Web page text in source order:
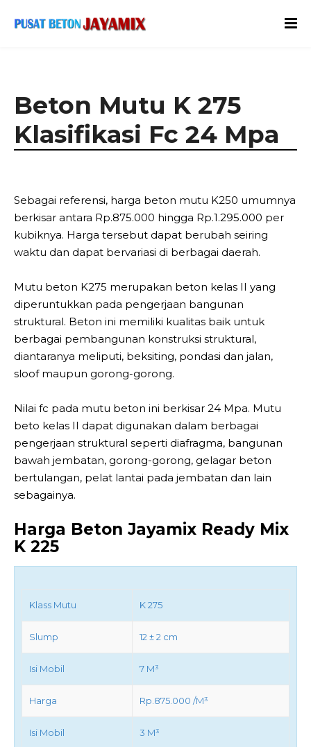
Beton Mutu K 275
Klasifikasi Fc 24 Mpa
Sebagai referensi, harga beton mutu K250 umumnya
berkisar antara Rp.875.000 hingga Rp.1.295.000 per
kubiknya. Harga tersebut dapat berubah seiring
waktu dan dapat bervariasi di berbagai daerah.
Mutu beton K275 merupakan beton kelas II yang
diperuntukkan pada pengerjaan bangunan
struktural. Beton ini memiliki kualitas baik untuk
berbagai pembangunan konstruksi struktural,
diantaranya meliputi, beksiting, pondasi dan jalan,
sloof maupun gorong-gorong.
Nilai fc pada mutu beton ini berkisar 24 Mpa. Mutu
beto kelas II dapat digunakan dalam berbagai
pengerjaan struktural seperti diafragma, bangunan
bawah jembatan, gorong-gorong, gelagar beton
bertulangan, pelat lantai pada jembatan dan lain
sebagainya.
Harga Beton Jayamix Ready Mix
K 225
Klass Mutu K 275
Slump 12 ± 2 cm
Isi Mobil 7 M³
Harga Rp.875.000 /M³
Isi Mobil 3 M³